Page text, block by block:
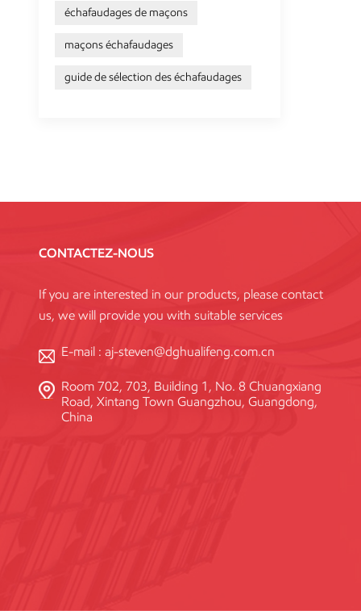
échafaudages de maçons
maçons échafaudages
guide de sélection des échafaudages
CONTACTEZ-NOUS
If you are interested in our products, please contact
us, we will provide you with suitable services
E-mail : aj-steven@dghualifeng.com.cn
Room 702, 703, Building 1, No. 8 Chuangxiang
Road, Xintang Town Guangzhou, Guangdong,
China